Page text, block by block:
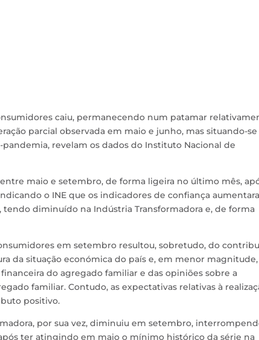
caiu, permanecendo num patamar
parcial observada em maio e junho, mas situando-se
revelam os dados do Instituto Nacional de
maio e setembro, de forma ligeira no último mês,
o INE que os indicadores de confiança
tendo diminuído na Indústria Transformadora e, de forma
em setembro resultou, sobretudo, do
da situação económica do país e, em menor
do agregado familiar e das opiniões sobre a
familiar. Contudo, as expectativas relativas à
positivo.
por sua vez, diminuiu em setembro,
ter atingindo em maio o mínimo histórico da série na